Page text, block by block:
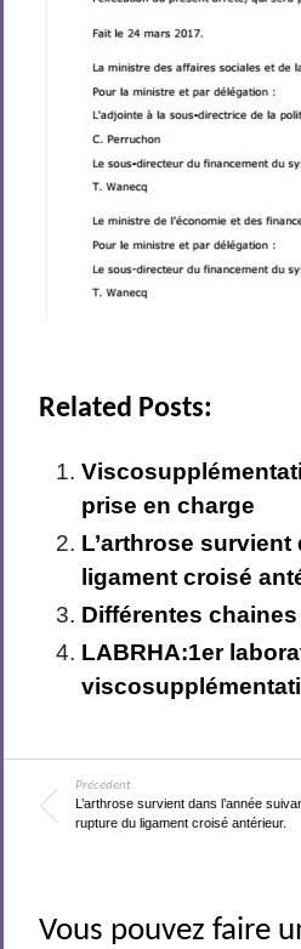
Related Posts:
prise en charge
L’arthrose
ligament croisé
Différentes
LABRHA:1er
Précédent
L’arthrose survient dans l’année
rupture du ligament croisé antérieur.
Vous pouvez faire